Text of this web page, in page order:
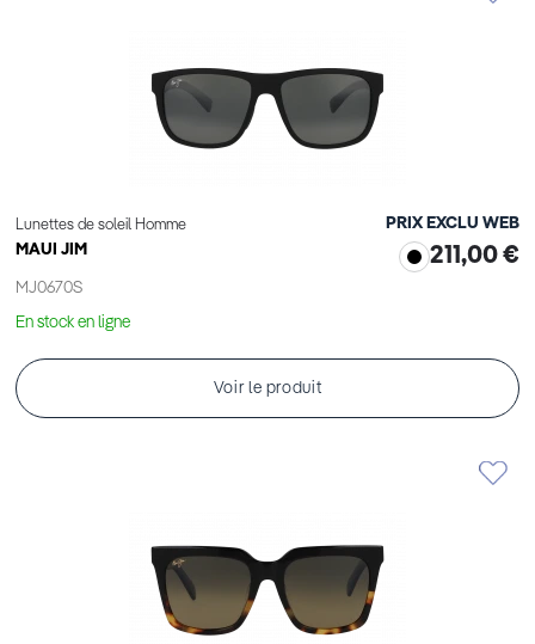
Lunettes de soleil Homme
MAUI JIM
MJ0670S
PRIX EXCLU WEB
211,00 €
En stock en ligne
Voir le produit